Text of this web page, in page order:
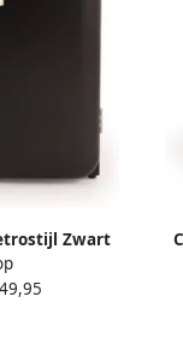
Zwart
RETRO 107L